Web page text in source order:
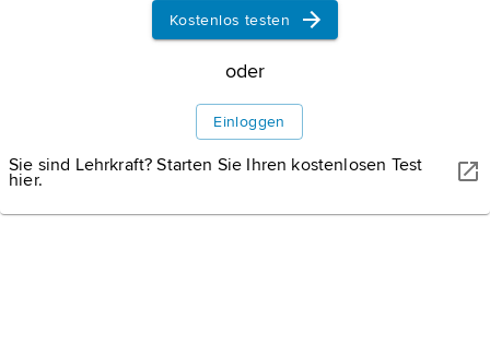
Informationen zum Artikel
Kostenlos testen
oder
Einloggen
Sie sind Lehrkraft? Starten Sie Ihren kostenlosen Test
hier.